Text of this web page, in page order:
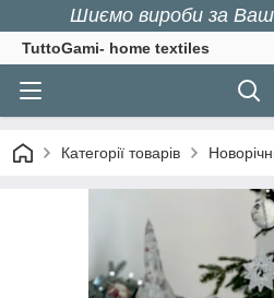
Шиємо вироби за
TuttoGami- home textiles
Категорії товарів